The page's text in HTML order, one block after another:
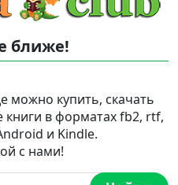
ближе!
можно купить, скачать
в форматах fb2, rtf,
и Kindle.
с нами!